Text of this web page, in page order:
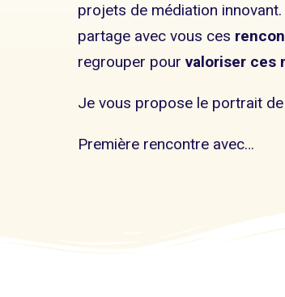
projets de médiation innovant.
partage avec vous ces
regrouper pour valoriser ces
Je vous propose le portrait
Première rencontre avec…